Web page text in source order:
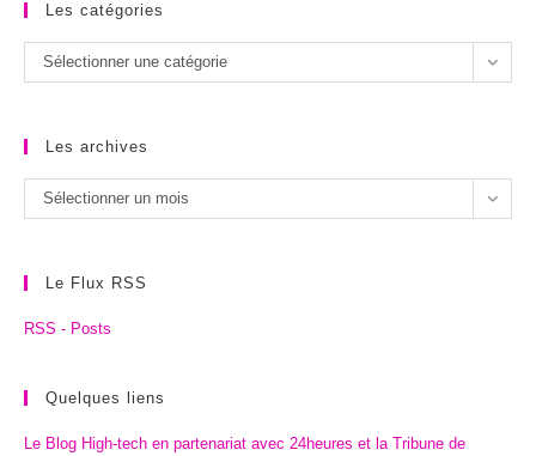
Les catégories
Les
catégories
Sélectionner une catégorie
Les archives
Les
archives
Sélectionner un mois
Le Flux RSS
RSS - Posts
Quelques liens
Le Blog High-tech en partenariat avec 24heures et la Tribune de